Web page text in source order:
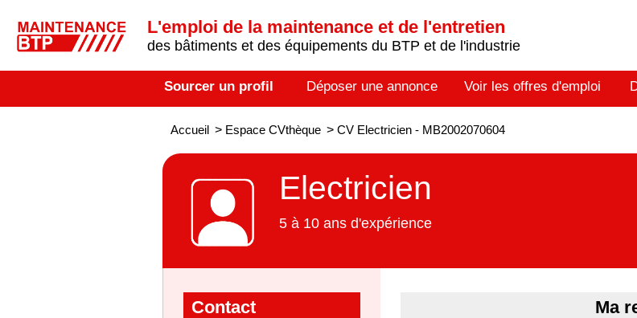
L'emploi de la maintenance et de l'entretien
des bâtiments et des équipements du BTP et de l'industrie
Sourcer un profil Déposer une annonce Voir les offres d'emploi
Accueil > Espace CVthèque > CV Electricien - MB2002070604
Electricien
5 à 10 ans d'expérience
Contact Ma